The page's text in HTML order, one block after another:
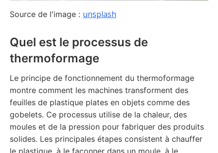
Source de l'image : unsplash
Quel est le processus de
thermoformage
Le principe de fonctionnement du thermoformage
montre comment les machines transforment des
feuilles de plastique plates en objets comme des
gobelets. Ce processus utilise de la chaleur, des
moules et de la pression pour fabriquer des produits
solides. Les principales étapes consistent à chauffer